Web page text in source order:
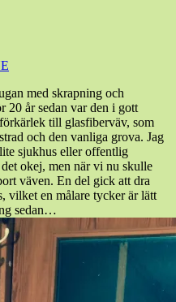
med skrapning och
20 år sedan var den i gott
till glasfiberväv, som
och den vanliga grova. Jag
sjukhus eller offentlig
okej, men när vi nu skulle
väven. En del gick att dra
vilket en målare tycker är lätt
sedan…